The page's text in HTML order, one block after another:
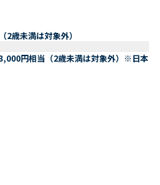
2歳未満は対象外）
円相当（2歳未満は対象外）※日本